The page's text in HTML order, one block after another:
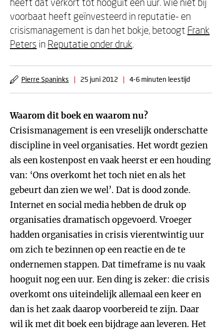
voorbaat heeft geïnvesteerd in reputatie- en
crisismanagement is dan het bokje, betoogt Frank
Peters in Reputatie onder druk.
Pierre Spaninks | 25 juni 2012 | 4-6 minuten leestijd
Waarom dit boek en waarom nu?
Crisismanagement is een vreselijk onderschatte
discipline in veel organisaties. Het wordt gezien
als een kostenpost en vaak heerst er een houding
van: ‘Ons overkomt het toch niet en als het
gebeurt dan zien we wel’. Dat is dood zonde.
Internet en social media hebben de druk op
organisaties dramatisch opgevoerd. Vroeger
hadden organisaties in crisis vierentwintig uur
om zich te bezinnen op een reactie en de te
ondernemen stappen. Dat timeframe is nu vaak
hooguit nog een uur. Een ding is zeker: die crisis
overkomt ons uiteindelijk allemaal een keer en
dan is het zaak daarop voorbereid te zijn. Daar
wil ik met dit boek een bijdrage aan leveren. Het